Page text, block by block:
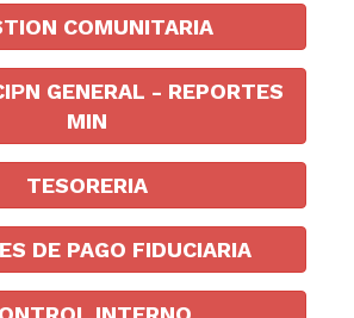
COMUNITARIA
GENERAL - REPORTES
MIN
TESORERIA
DE PAGO FIDUCIARIA